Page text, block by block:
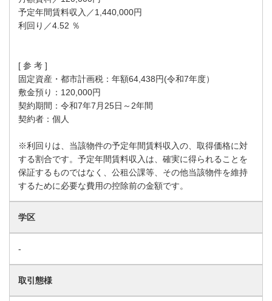
予定年間賃料収入／1,440,000円
利回り／4.52 ％
[ 参 考 ]
固定資産・都市計画税：年額64,438円(令和7年度）
敷金預り：120,000円
契約期間：令和7年7月25日～2年間
契約者：個人
※利回りは、当該物件の予定年間賃料収入の、取得価格に対
する割合です。予定年間賃料収入は、確実に得られることを
保証するものではなく、公租公課等、その他当該物件を維持
するために必要な費用の控除前の金額です。
学区
-
取引態様